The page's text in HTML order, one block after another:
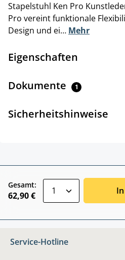
Stapelstuhl Ken Pro
Pro vereint funktionale
Design und ei… Mehr
Eigenschaften
Dokumente 1
Sicherheitshinweise
Gesamt:
62,90 €
Service-Hotline